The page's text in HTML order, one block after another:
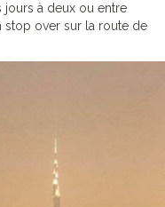
à deux ou entre
stop over sur la route de